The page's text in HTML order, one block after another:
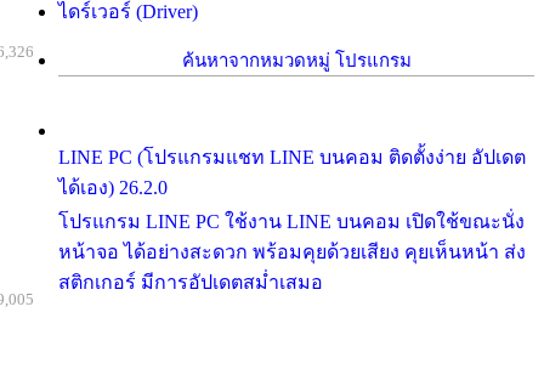
ไดร์เวอร์ (Driver)
ค้นหาจากหมวดหมู่ โปรแกรม
LINE PC (โปรแกรมแชท LINE บนคอม ติดตั้งง่าย อัปเดต
ได้เอง) 26.2.0
โปรแกรม LINE PC ใช้งาน LINE บนคอม เปิดใช้ขณะนั่ง
หน้าจอ ได้อย่างสะดวก พร้อมคุยด้วยเสียง คุยเห็นหน้า ส่ง
สติกเกอร์ มีการอัปเดตสม่ำเสมอ